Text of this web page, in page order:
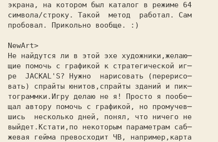
экрана, на котором был каталог в режиме 64
символа/строку. Такой  метод  работал. Сам
пробовал. Прикольно вообще. :)
NewArt>
Hе найдутся ли в этой эхе художники,желаю─
щие помочь с графикой к стратегической иг─
ре  JACKAL'S? Hужно  нарисовать (перерисо─
вать) спрайты юнитов,спрайты зданий и пик─
тограммки.Игру делаю не я! Просто я пообе─
щал автору помочь с графикой, но промучев─
шись  несколько дней, понял, что ничего не
выйдет.Кстати,по некоторым параметрам саб─
жевая гейма превосходит ЧВ, например,карта